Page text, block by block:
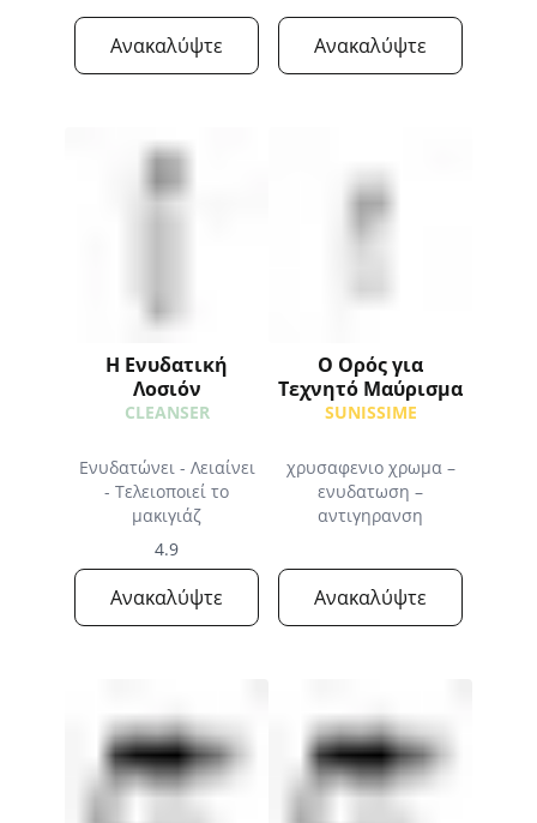
Ανακαλύψτε Ανακαλύψτε
Η Ενυδατική
Λοσιόν
CLEANSER
Ενυδατώνει - Λειαίνει
- Τελειοποιεί το
μακιγιάζ
4.9
Ανακαλύψτε
Ο Ορός για
Τεχνητό Μαύρισμα
SUNISSIME
χρυσαφενιο χρωμα –
ενυδατωση –
αντιγηρανση
Ανακαλύψτε